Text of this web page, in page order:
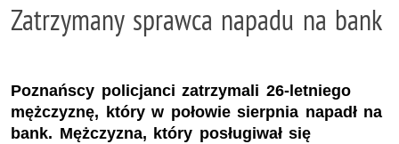
Zatrzymany sprawca napadu na bank
Poznańscy policjanci zatrzymali 26-letniego
mężczyznę, który w połowie sierpnia napadł na
bank. Mężczyzna, który posługiwał się